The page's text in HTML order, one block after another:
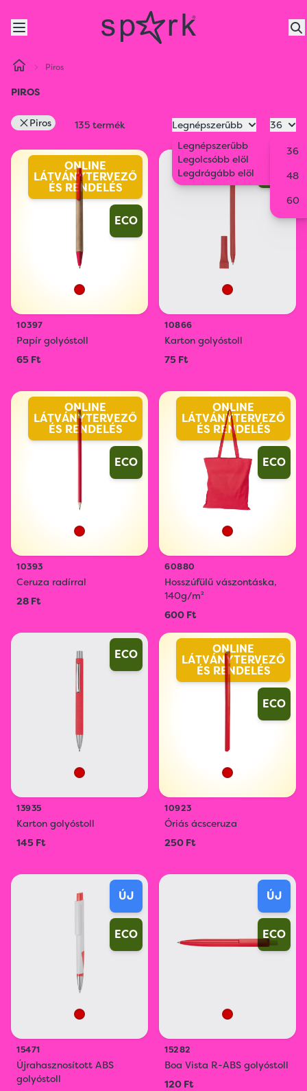
Piros
PIROS
Piros 135 termék
Legnépszerűbb
Legnépszerűbb
Legolcsóbb elöl
Legdrágább elöl
36
36
48
60
ONLINE
LÁTVÁNYTERVEZŐ
ÉS RENDELÉS
ECO
10397
Papír golyóstoll
65 Ft
10866
Karton golyóstoll
75 Ft
ONLINE
LÁTVÁNYTERVEZŐ
ÉS RENDELÉS
ECO
10393
Ceruza radírral
28 Ft
ONLINE
LÁTVÁNYTERVEZŐ
ÉS RENDELÉS
ECO
60880
Hosszúfülű vászontáska,
140g/m²
600 Ft
ECO
13935
Karton golyóstoll
145 Ft
ONLINE
LÁTVÁNYTERVEZŐ
ÉS RENDELÉS
ECO
10923
Óriás ácsceruza
250 Ft
ÚJ
ECO
15471
Újrahasznosított ABS
golyóstoll
ÚJ
ECO
15282
Boa Vista R-ABS golyóstoll
120 Ft